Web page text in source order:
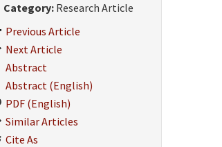
Category:Research Article
Previous Article
Next Article
Abstract
Abstract (English)
PDF (English)
Similar Articles
Cite As